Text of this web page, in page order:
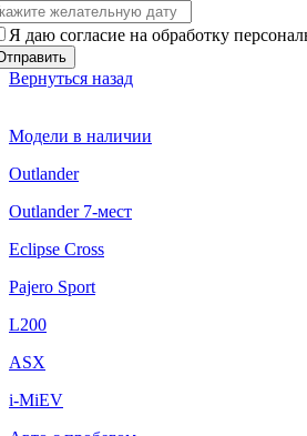
Я даю согласие на обработку
Вернуться назад
Модели в наличии
Outlander
Outlander 7-мест
Eclipse Cross
Pajero Sport
L200
ASX
i-MiEV